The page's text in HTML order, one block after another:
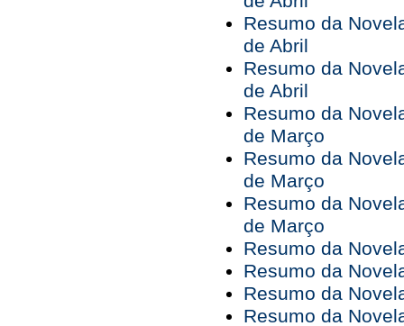
Resumo da
de Abril
Resumo da
de Abril
Resumo da
de Março
Resumo da
de Março
Resumo da
de Março
Resumo da
Resumo da
Resumo da
Resumo da